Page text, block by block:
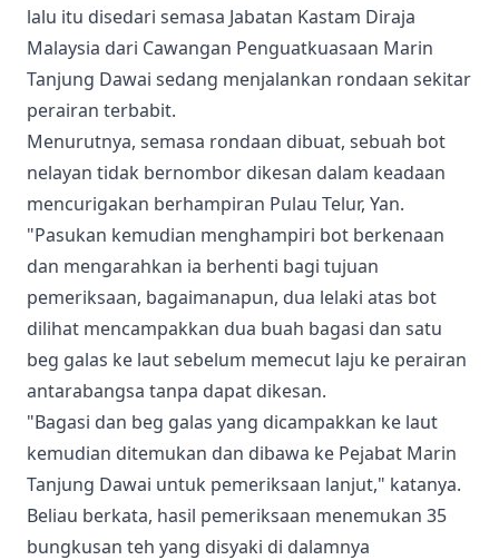
lalu itu disedari semasa Jabatan Kastam Diraja
Malaysia dari Cawangan Penguatkuasaan Marin
Tanjung Dawai sedang menjalankan rondaan sekitar
perairan terbabit.
Menurutnya, semasa rondaan dibuat, sebuah bot
nelayan tidak bernombor dikesan dalam keadaan
mencurigakan berhampiran Pulau Telur, Yan.
"Pasukan kemudian menghampiri bot berkenaan
dan mengarahkan ia berhenti bagi tujuan
pemeriksaan, bagaimanapun, dua lelaki atas bot
dilihat mencampakkan dua buah bagasi dan satu
beg galas ke laut sebelum memecut laju ke perairan
antarabangsa tanpa dapat dikesan.
"Bagasi dan beg galas yang dicampakkan ke laut
kemudian ditemukan dan dibawa ke Pejabat Marin
Tanjung Dawai untuk pemeriksaan lanjut," katanya.
Beliau berkata, hasil pemeriksaan menemukan 35
bungkusan teh yang disyaki di dalamnya